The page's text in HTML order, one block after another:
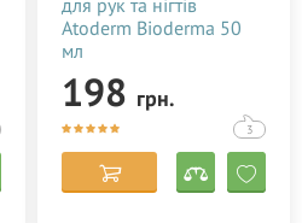
для рук та нігтів
Atoderm Bioderma 50
мл
198 грн.
3